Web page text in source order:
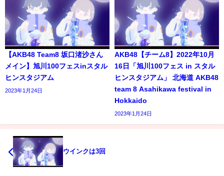
【AKB48 Team8 坂口渚沙さん
メイン】旭川100フェスinスタル
ヒンスタジアム
2023年1月24日
AKB48【チーム8】2022年10月
16日「旭川100フェス in スタル
ヒンスタジアム」 北海道 AKB48
team 8 Asahikawa festival in
Hokkaido
2023年1月24日
ウインクは3回